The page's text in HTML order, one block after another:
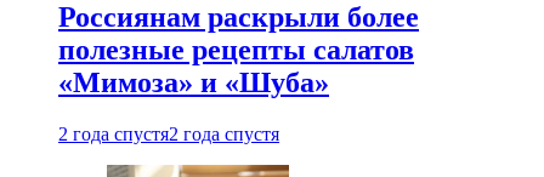
Россиянам раскрыли более
полезные рецепты салатов
«Мимоза» и «Шуба»
2 года спустя2 года спустя